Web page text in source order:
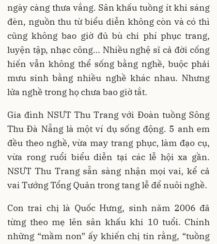
ngày càng thưa vắng. Sân khấu tuồng ít khi sáng
đèn, nguồn thu từ biểu diễn không còn và có thì
cũng không bao giờ đủ bù chi phí phục trang,
luyện tập, nhạc công... Nhiều nghệ sĩ cả đời cống
hiến vẫn không thể sống bằng nghề, buộc phải
mưu sinh bằng nhiều nghề khác nhau. Nhưng
lửa nghề trong họ chưa bao giờ tắt.
Gia đình NSƯT Thu Trang với Đoàn tuồng Sông
Thu Đà Nẵng là một ví dụ sống động. 5 anh em
đều theo nghề, vừa may trang phục, làm đạo cụ,
vừa rong ruổi biểu diễn tại các lễ hội xa gần.
NSƯT Thu Trang sẵn sàng nhận mọi vai, kể cả
vai Tướng Tổng Quản trong tang lễ để nuôi nghề.
Con trai chị là Quốc Hưng, sinh năm 2006 đã
từng theo mẹ lên sân khấu khi 10 tuổi. Chính
những “mầm non” ấy khiến chị tin rằng, “tuồng